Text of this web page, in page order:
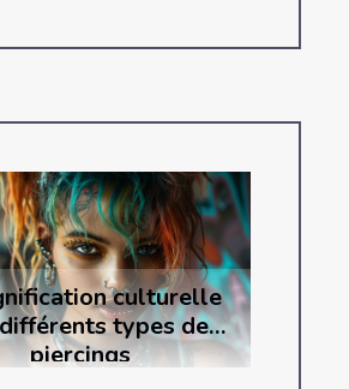
culturelle
types de
piercings